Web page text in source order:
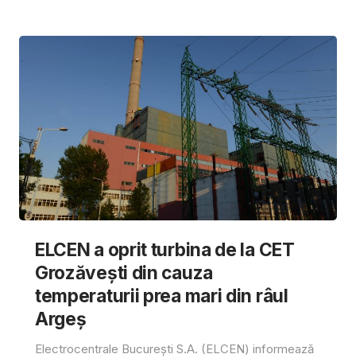
ELCEN a oprit turbina de la CET
Grozăvești din cauza
temperaturii prea mari din râul
Argeș
Electrocentrale București S.A. (ELCEN) informează